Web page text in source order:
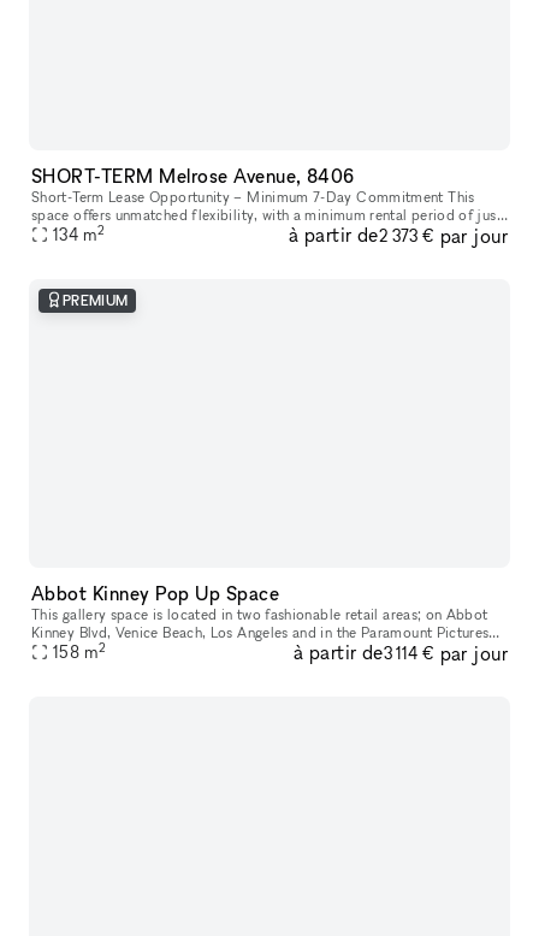
SHORT-TERM Melrose Avenue, 8406
Short-Term Lease Opportunity – Minimum 7-Day Commitment This
space offers unmatched flexibility, with a minimum rental period of just
7 days. As one of our unique, highly flexible spaces, it’s desig
134 m2 à partir de2 373 € par jour
PREMIUM
Abbot Kinney Pop Up Space
This gallery space is located in two fashionable retail areas; on Abbot
Kinney Blvd, Venice Beach, Los Angeles and in the Paramount Pictures
building in Surry Hills, Sydney. GQ magazine named Abbot K
158 m2 à partir de3 114 € par jour